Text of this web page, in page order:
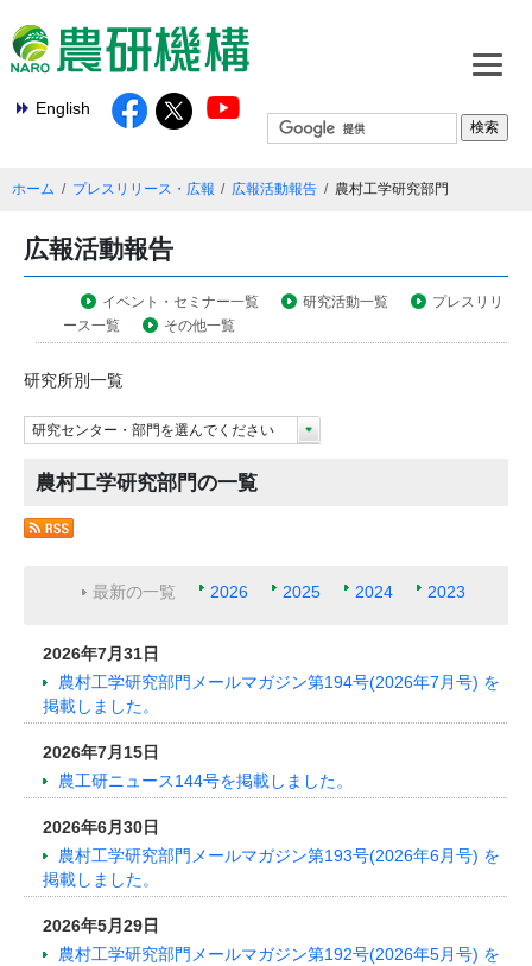
English
ホーム プレスリリース・広報 広報活動報告 農村工学研究部門
広報活動報告
イベント・セミナー一覧 研究活動一覧
プレスリリ
ース一覧
その他一覧
研究所別一覧
研究センター・部門を選んでください
農村工学研究部門の一覧
最新の一覧 2026 2025 2024 2023
2026年7月31日
農村工学研究部門メールマガジン第194号(2026年7月号) を
掲載しました。
2026年7月15日
農工研ニュース144号を掲載しました。
2026年6月30日
農村工学研究部門メールマガジン第193号(2026年6月号) を
掲載しました。
2026年5月29日
農村工学研究部門メールマガジン第192号(2026年5月号) を